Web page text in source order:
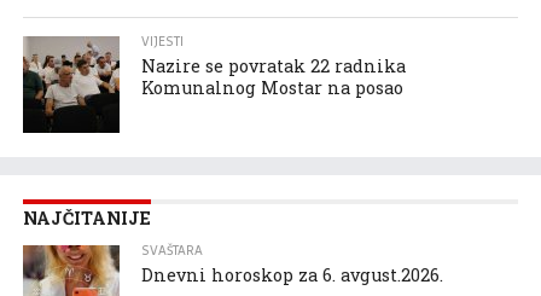
VIJESTI
Nazire se povratak 22 radnika
Komunalnog Mostar na posao
NAJČITANIJE
SVAŠTARA
Dnevni horoskop za 6. avgust.2026.